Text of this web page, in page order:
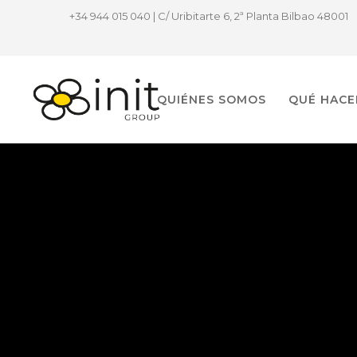
+34 944 015 040 | C/ Uribitarte 6, 2ª Planta Bilbao 48001
QUIÉNES SOMOS QUÉ